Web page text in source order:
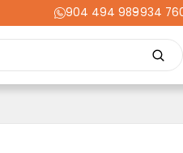
904 494 989
-934
Industria Liquidaciones